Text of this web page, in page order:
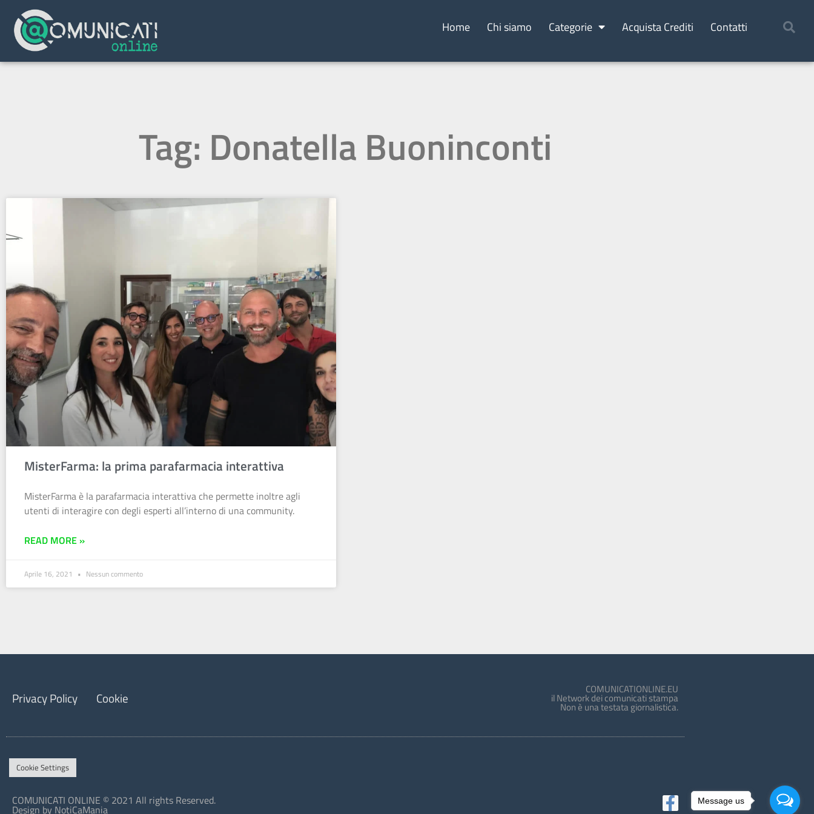
Home Chi siamo Categorie Acquista Crediti Contatti
Tag: Donatella Buoninconti
MisterFarma: la prima parafarmacia interattiva
MisterFarma è la parafarmacia interattiva che permette inoltre agli
utenti di interagire con degli esperti all’interno di una community.
READ MORE »
Aprile 16, 2021 Nessun commento
Privacy Policy Cookie COMUNICATIONLINE.EU
il Network dei comunicati stampa
Non è una testata giornalistica.
Cookie Settings
COMUNICATI ONLINE © 2021 All rights Reserved.
Design by NotiCaMania
Message us